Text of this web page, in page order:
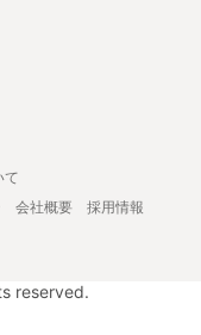
て
会社概要
採用情報
reserved.